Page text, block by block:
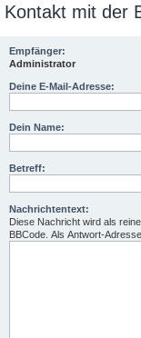
Kontakt mit der
Empfänger:
Administrator
Deine E-Mail-Adresse:
Dein Name:
Betreff:
Nachrichtentext:
Diese Nachricht wird als
BBCode. Als Antwort-